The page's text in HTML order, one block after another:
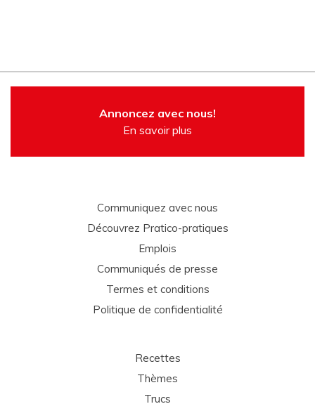
Annoncez avec nous!
En savoir plus
Communiquez avec nous
Découvrez Pratico-pratiques
Emplois
Communiqués de presse
Termes et conditions
Politique de confidentialité
Recettes
Thèmes
Trucs